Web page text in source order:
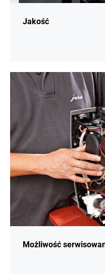
Jakość
Możliwość
więcej
informacji